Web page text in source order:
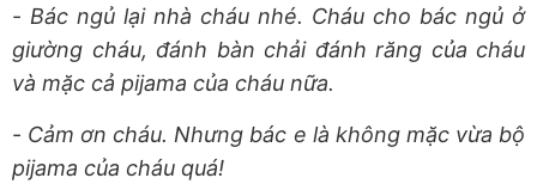
- Bác ngủ lại nhà cháu nhé. Cháu cho bác ngủ ở
giường cháu, đánh bàn chải đánh răng của cháu
và mặc cả pijama của cháu nữa.
- Cảm ơn cháu. Nhưng bác e là không mặc vừa bộ
pijama của cháu quá!